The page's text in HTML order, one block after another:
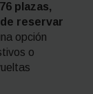
plazas,
reservar
opción
o